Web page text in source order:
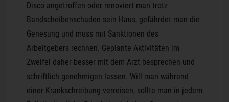
Disco angetroffen oder renoviert man trotz
Bandscheibenschaden sein Haus, gefährdet man die
Genesung und muss mit Sanktionen des
Arbeitgebers rechnen. Geplante Aktivitäten im
Zweifel daher besser mit dem Arzt besprechen und
schriftlich genehmigen lassen. Will man während
einer Krankschreibung verreisen, sollte man in jedem